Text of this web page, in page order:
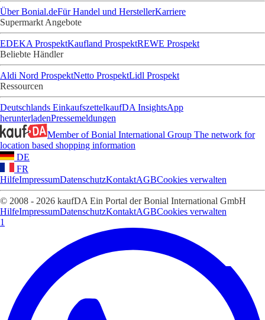
Über Bonial.deFür Handel und HerstellerKarriere
Supermarkt Angebote
EDEKA ProspektKaufland ProspektREWE Prospekt
Beliebte Händler
Aldi Nord ProspektNetto ProspektLidl Prospekt
Ressourcen
Deutschlands EinkaufszettelkaufDA InsightsApp
herunterladenPressemeldungen
Member of Bonial International Group The network for
location based shopping information
DE
FR
HilfeImpressumDatenschutzKontaktAGBCookies verwalten
© 2008 - 2026 kaufDA Ein Portal der Bonial International GmbH
HilfeImpressumDatenschutzKontaktAGBCookies verwalten
1